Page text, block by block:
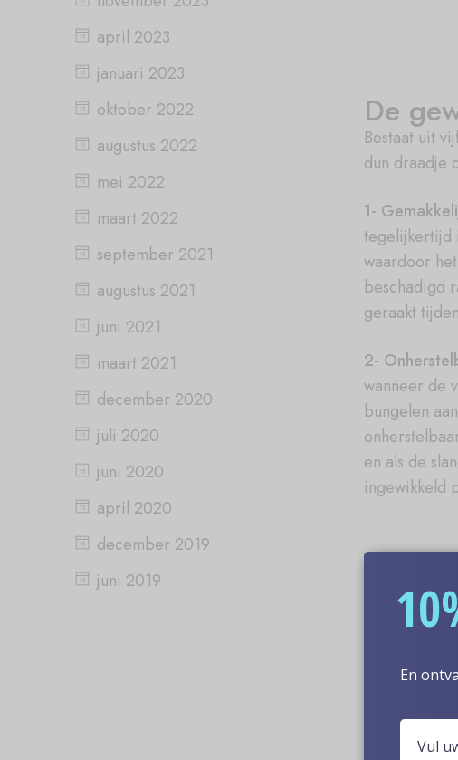
De
Bestaat uit
dun draadje
1-
tegelijkertijd
waardoor
beschadigd
geraakt
2-
wanneer de
bungelen
en als de
ingewikkeld
april 2023
januari 2023
oktober 2022
augustus 2022
mei 2022
maart 2022
september 2021
augustus 2021
juni 2021
maart 2021
december 2020
juli 2020
juni 2020
april 2020
december 2019
juni 2019
En